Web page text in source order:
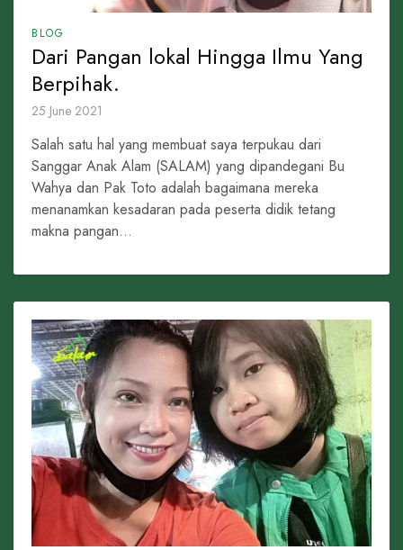
BLOG
Dari Pangan lokal Hingga Ilmu Yang
Berpihak.
25 June 2021
Salah satu hal yang membuat saya terpukau dari
Sanggar Anak Alam (SALAM) yang dipandegani Bu
Wahya dan Pak Toto adalah bagaimana mereka
menanamkan kesadaran pada peserta didik tetang
makna pangan...